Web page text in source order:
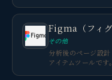
Figma（フィグ
その他
分析後のページ設
アイテムツールです。